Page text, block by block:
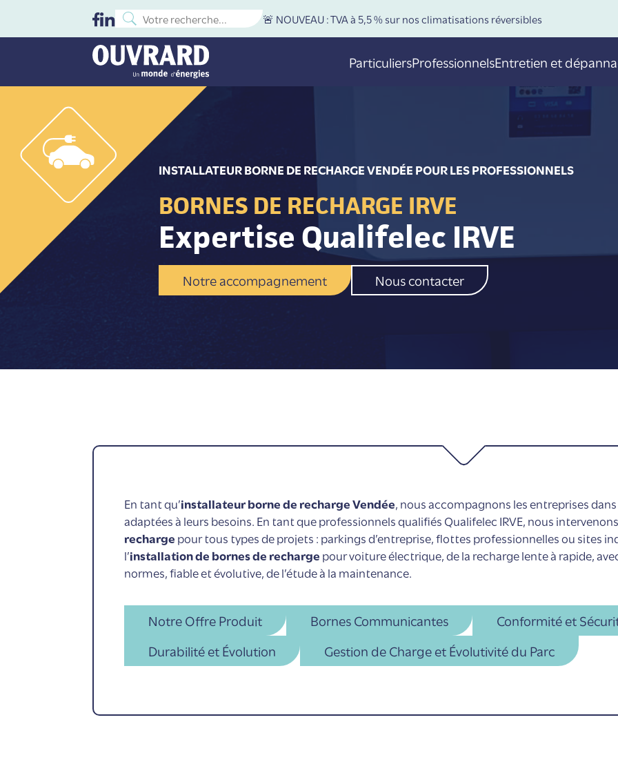
🚨 NOUVEAU : TVA à 5,5 % sur nos climatisations réversibles
ParticuliersProfessionnelsEntretien et
INSTALLATEUR BORNE DE RECHARGE VENDÉE POUR LES PROFESSIONNELS
BORNES DE RECHARGE IRVE
Expertise Qualifelec IRVE
Notre accompagnement Nous contacter
En tant qu’installateur borne de recharge Vendée, nous accompagnons les entreprises
adaptées à leurs besoins. En tant que professionnels qualifiés Qualifelec IRVE, nous
recharge pour tous types de projets : parkings d’entreprise, flottes professionnelles ou sites
l’installation de bornes de recharge pour voiture électrique, de la recharge lente à rapide,
normes, fiable et évolutive, de l’étude à la maintenance.
Notre Offre Produit Bornes Communicantes
Conformité et
Durabilité et Évolution
Gestion de Charge et Évolutivité du Parc